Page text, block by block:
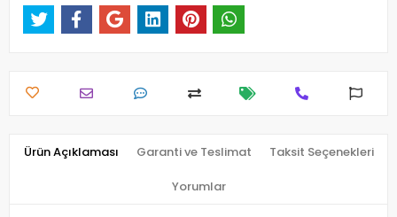
Ürün Açıklaması Garanti ve Teslimat Taksit Seçenekleri
Yorumlar